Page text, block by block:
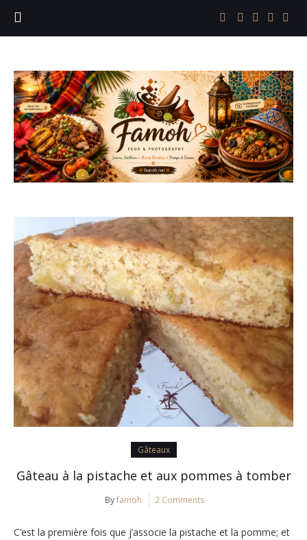
Gâteaux
Gâteau à la pistache et aux pommes à tomber
Byfamoh 2 Comments
C’est la première fois que j’associe la pistache et la pomme; et